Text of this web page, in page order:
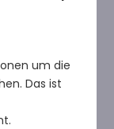
um die
Das ist